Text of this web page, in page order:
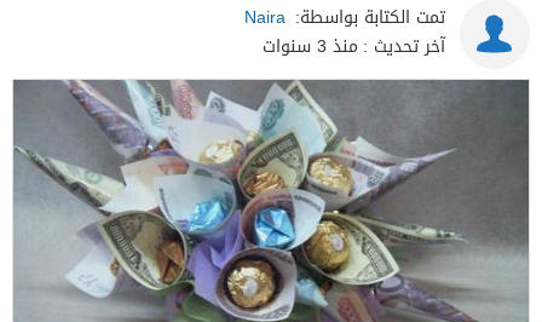
تمت الكتابة بواسطة: Naira
آخر تحديث : منذ 3 سنوات